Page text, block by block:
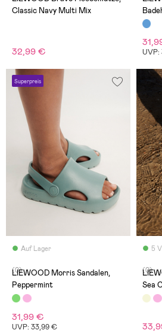
Classic Navy Multi Mix
32,99 € UVP:
Superpreis
Auf Lager
(0)
LIEWOOD Morris Sandalen,
Peppermint
31,99 €
UVP: 33,99 €
5
(0)
Sea